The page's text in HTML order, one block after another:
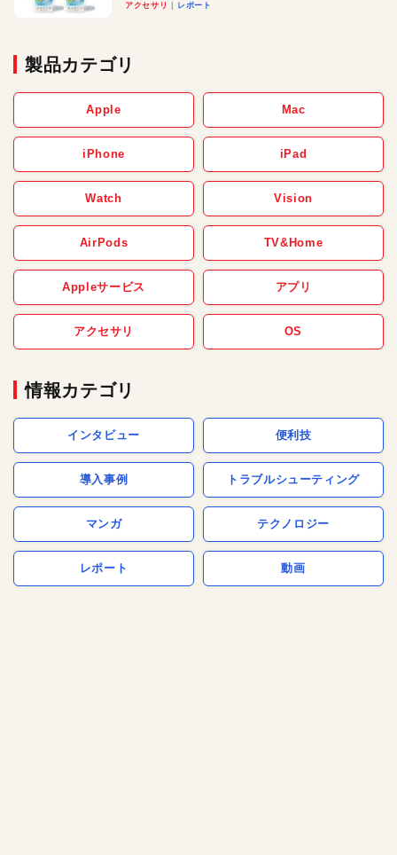
アクセサリ レポート
製品カテゴリ
Apple Mac
iPhone iPad
Watch Vision
AirPods TV&Home
Appleサービス アプリ
アクセサリ OS
情報カテゴリ
インタビュー 便利技
導入事例 トラブルシューティング
マンガ テクノロジー
レポート 動画